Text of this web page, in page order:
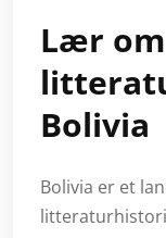
Lær
Bolivia
Bolivia er et